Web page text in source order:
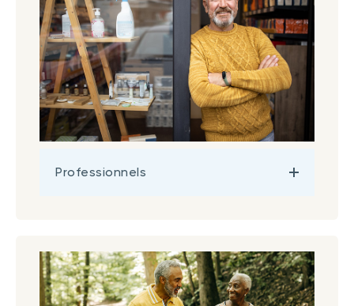
Professionnels